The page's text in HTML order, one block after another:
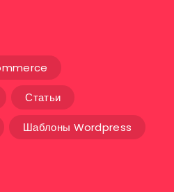
Статьи
Шаблоны Wordpress